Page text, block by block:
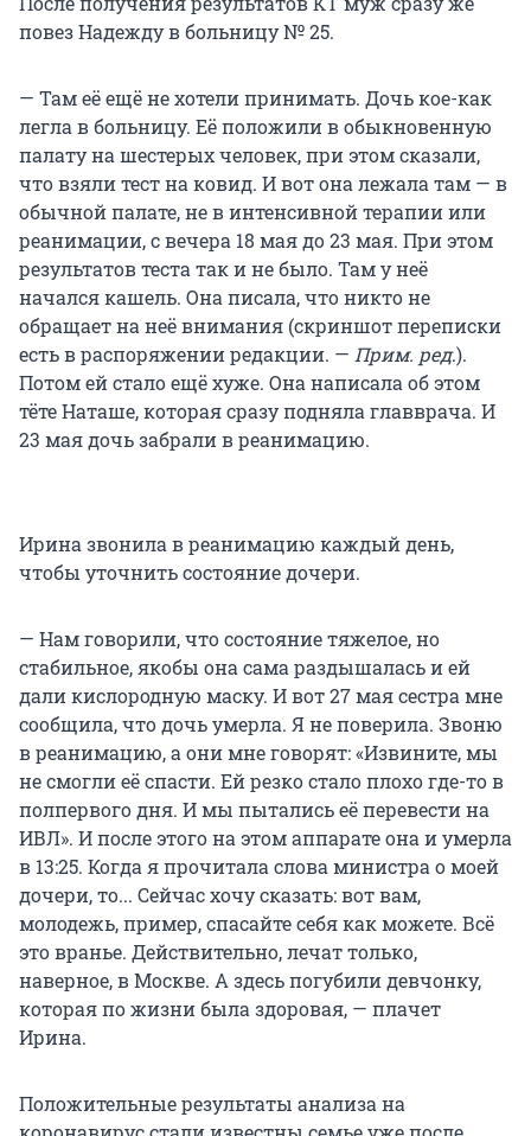
повез Надежду в больницу № 25.
— Там её ещё не хотели принимать. Дочь кое-как
легла в больницу. Её положили в обыкновенную
палату на шестерых человек, при этом сказали,
что взяли тест на ковид. И вот она лежала там — в
обычной палате, не в интенсивной терапии или
реанимации, с вечера 18 мая до 23 мая. При этом
результатов теста так и не было. Там у неё
начался кашель. Она писала, что никто не
обращает на неё внимания (скриншот переписки
есть в распоряжении редакции. — Прим. ред.).
Потом ей стало ещё хуже. Она написала об этом
тёте Наташе, которая сразу подняла главврача. И
23 мая дочь забрали в реанимацию.
Ирина звонила в реанимацию каждый день,
чтобы уточнить состояние дочери.
— Нам говорили, что состояние тяжелое, но
стабильное, якобы она сама раздышалась и ей
дали кислородную маску. И вот 27 мая сестра мне
сообщила, что дочь умерла. Я не поверила. Звоню
в реанимацию, а они мне говорят: «Извините, мы
не смогли её спасти. Ей резко стало плохо где-то в
полпервого дня. И мы пытались её перевести на
ИВЛ». И после этого на этом аппарате она и умерла
в 13:25. Когда я прочитала слова министра о моей
дочери, то... Сейчас хочу сказать: вот вам,
молодежь, пример, спасайте себя как можете. Всё
это вранье. Действительно, лечат только,
наверное, в Москве. А здесь погубили девчонку,
которая по жизни была здоровая, — плачет
Ирина.
Положительные результаты анализа на